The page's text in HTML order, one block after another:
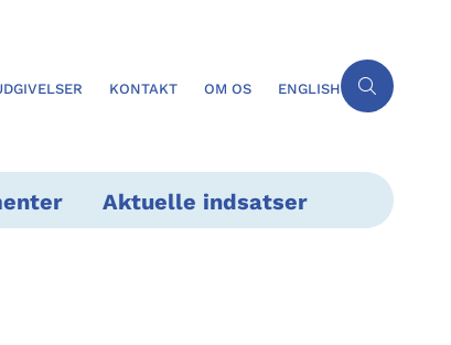
KONTAKT OM OS ENGLISH
Aktuelle indsatser